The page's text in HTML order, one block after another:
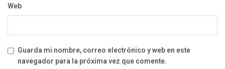
Web
Guarda mi nombre, correo electrónico y web en este
navegador para la próxima vez que comente.